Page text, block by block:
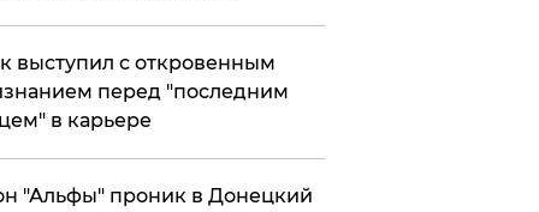
выступил с откровенным
перед "последним
в карьере
"Альфы" проник в Донецкий